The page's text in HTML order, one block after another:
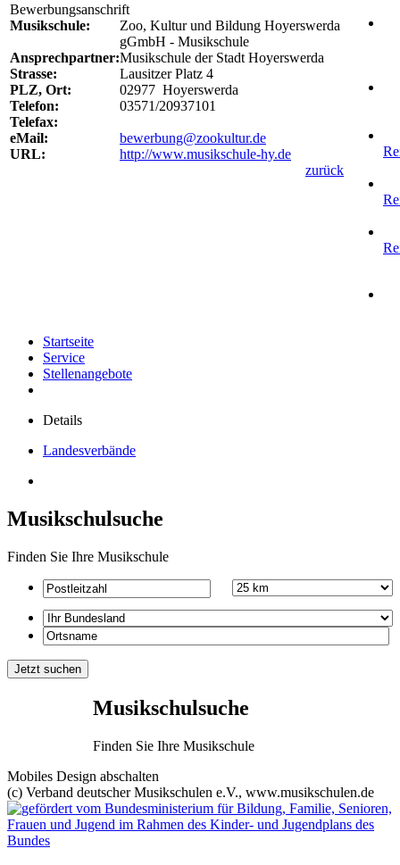
Bewerbungsanschrift
Musikschule:
Zoo, Kultur und Bildung Hoyerswerda
gGmbH - Musikschule
Ansprechpartner:Musikschule der Stadt Hoyerswerda
Strasse:
Lausitzer Platz 4
PLZ, Ort:
02977 Hoyerswerda
Telefon:
03571/20937101
Telefax:
eMail:
bewerbung@zookultur.de
URL:
http://www.musikschule-hy.de
zurück
Startseite
Service
Stellenangebote
Details
Landesverbände
Musikschulsuche
Finden Sie Ihre Musikschule
Musikschulsuche
Finden Sie Ihre Musikschule
Mobiles Design abschalten
(c) Verband deutscher Musikschulen e.V., www.musikschulen.de